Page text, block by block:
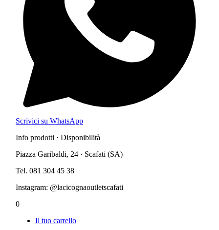
Scrivici su WhatsApp
Info prodotti · Disponibilità
Piazza Garibaldi, 24 · Scafati (SA)
Tel. 081 304 45 38
Instagram: @lacicognaoutletscafati
0
Il tuo carrello